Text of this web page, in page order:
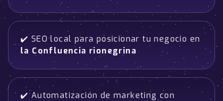
✔️ SEO local para posicionar tu negocio en
la Confluencia rionegrina
✔️ Automatización de marketing con